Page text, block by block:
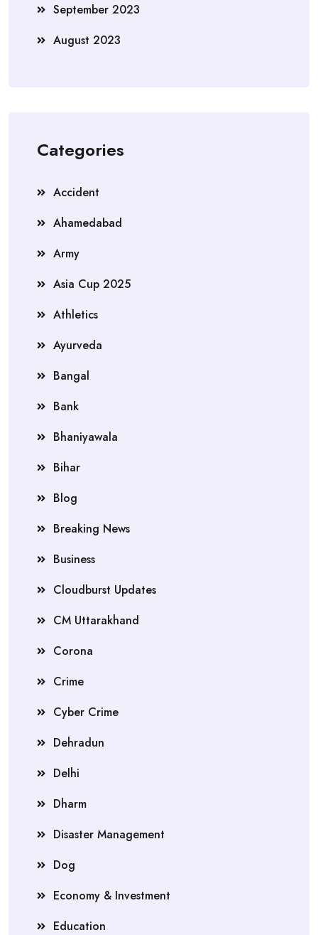
September 2023
August 2023
Categories
Accident
Ahamedabad
Army
Asia Cup 2025
Athletics
Ayurveda
Bangal
Bank
Bhaniyawala
Bihar
Blog
Breaking News
Business
Cloudburst Updates
CM Uttarakhand
Corona
Crime
Cyber Crime
Dehradun
Delhi
Dharm
Disaster Management
Dog
Economy & Investment
Education